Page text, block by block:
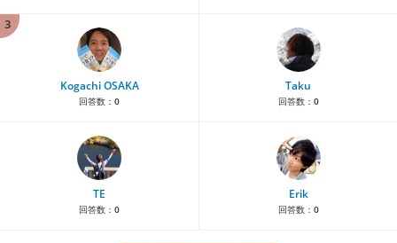
3
Kogachi OSAKA
回答数： 0
Taku
回答数： 0
TE
回答数： 0
Erik
回答数： 0